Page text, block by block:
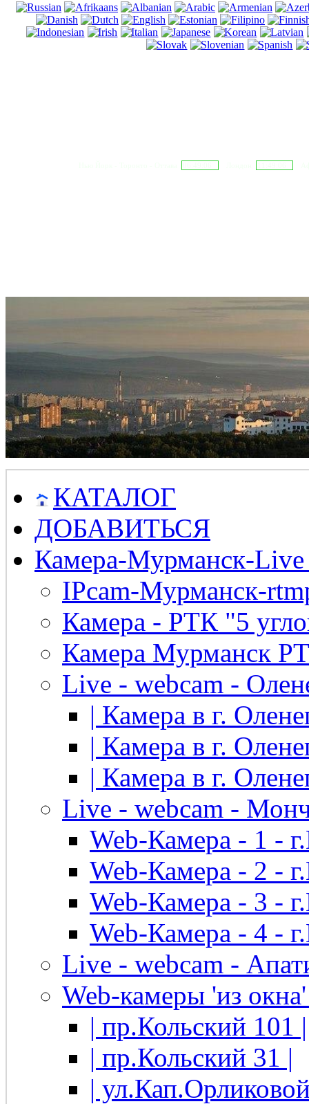
КАТАЛОГ
ДОБАВИТЬСЯ
Камера-Мурманск-
IPcam-Мурманск-
Камера - РТК "5
Камера Мурманск
Live - webcam -
| Камера в г.
| Камера в г.
| Камера в г.
Live - webcam -
Web-Камера - 1 -
Web-Камера - 2 -
Web-Камера - 3 -
Web-Камера - 4 -
Live - webcam -
Web-камеры 'из
| пр.Кольский 101 |
| пр.Кольский 31 |
|